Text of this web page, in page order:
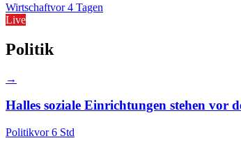
Wirtschaftvor 4 Tagen
Live
Politik
→
Halles soziale Einrichtungen stehen vor
Politikvor 6 Std